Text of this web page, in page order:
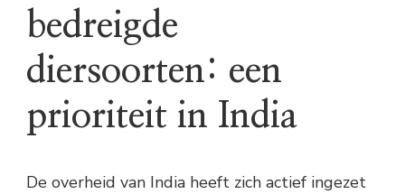
bedreigde
diersoorten: een
prioriteit in India
De overheid van India heeft zich actief ingezet